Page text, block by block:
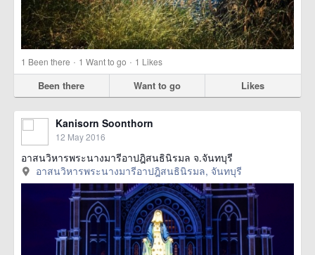
1 Been there · 1 Want to go · 1 Likes
Been there Want to go Likes
Kanisorn Soonthorn
12 May 2016
อาสนวิหารพระนางมารีอาปฎิสนธินิรมล จ.จันทบุรี
อาสนวิหารพระนางมารีอาปฎิสนธินิรมล, จันทบุรี